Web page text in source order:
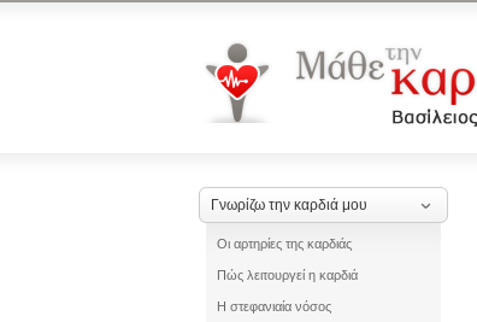
Γνωρίζω την καρδιά μου
Οι αρτηρίες της καρδιάς
Πώς λειτουργεί η καρδιά
Η στεφανιαία νόσος